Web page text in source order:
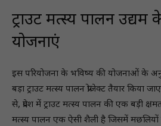
ट्राउट मत्स्य पालन उद्यम
योजनाएं
इस परियोजना के भविष्य की योजनाओं के
बड़ा ट्राउट मत्स्य पालन प्रोजेक्ट तैयार किया
से, प्रदेश में ट्राउट मत्स्य पालन की एक बड़ी
मत्स्य पालन एक ऐसी शैली है जिसमें मछलियों